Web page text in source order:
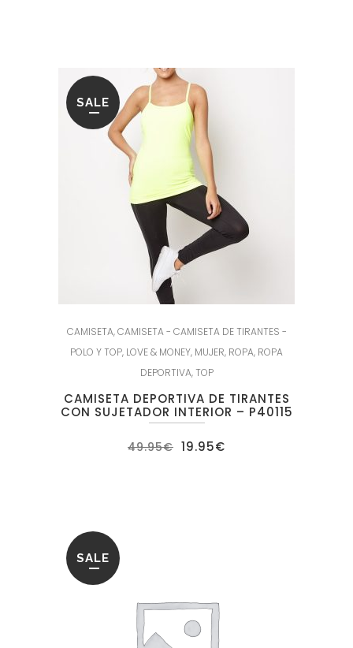
SALE
CAMISETA,CAMISETA - CAMISETA DE TIRANTES -
POLO Y TOP, LOVE & MONEY, MUJER, ROPA, ROPA
DEPORTIVA,TOP
CAMISETA DEPORTIVA DE TIRANTES
CON SUJETADOR INTERIOR – P40115
49.95€ El
precio
19.95€
SALE